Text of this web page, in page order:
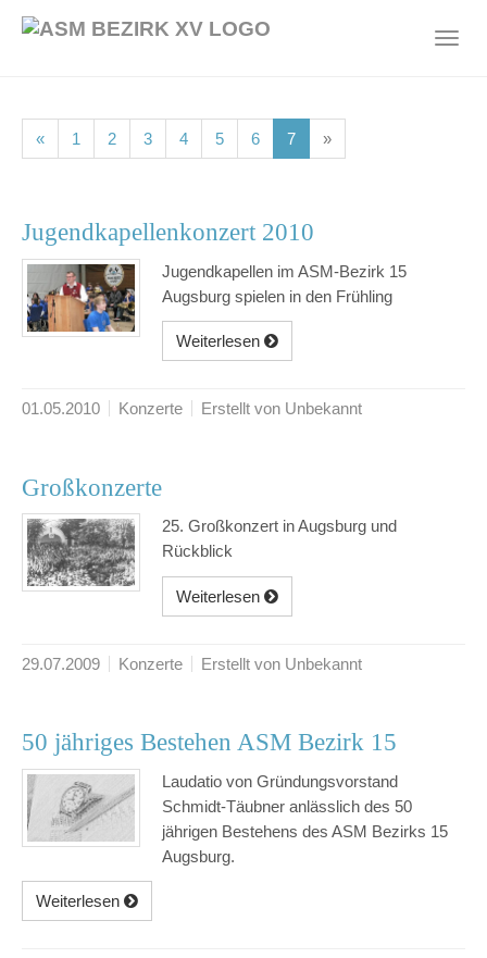
« 1 (current)
2(current)
3(current)
4(current)
5(current)
6(current)
7(current)
»
Jugendkapellenkonzert 2010
Jugendkapellen im ASM-Bezirk 15
Augsburg spielen in den Frühling
Weiterlesen
01.05.2010 Konzerte Erstellt von Unbekannt
Großkonzerte
25. Großkonzert in Augsburg und
Rückblick
Weiterlesen
29.07.2009 Konzerte Erstellt von Unbekannt
50 jähriges Bestehen ASM Bezirk 15
Laudatio von Gründungsvorstand
Schmidt-Täubner anlässlich des 50
jährigen Bestehens des ASM Bezirks 15
Augsburg.
Weiterlesen